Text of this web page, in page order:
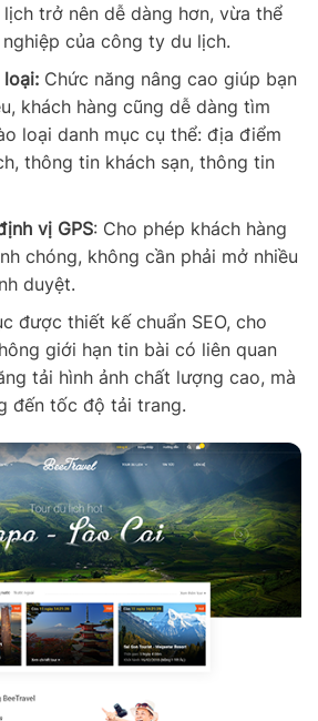
trở nên dễ dàng hơn, vừa thể
của công ty du lịch.
loại:Chức năng nâng cao giúp bạn
khách hàng cũng dễ dàng tìm
loại danh mục cụ thể: địa điểm
thông tin khách sạn, thông tin
vị GPS: Cho phép khách hàng
chóng, không cần phải mở nhiều
duyệt.
được thiết kế chuẩn SEO, cho
giới hạn tin bài có liên quan
tải hình ảnh chất lượng cao, mà
đến tốc độ tải trang.